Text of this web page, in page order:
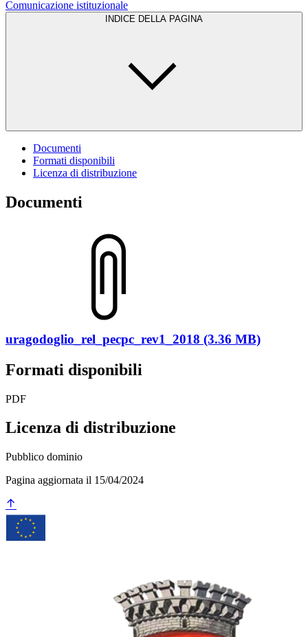
Comunicazione istituzionale
INDICE DELLA PAGINA
Documenti
Formati disponibili
Licenza di distribuzione
Documenti
uragodoglio_rel_pecpc_rev1_2018 (3.36 MB)
Formati disponibili
PDF
Licenza di distribuzione
Pubblico dominio
Pagina aggiornata il 15/04/2024